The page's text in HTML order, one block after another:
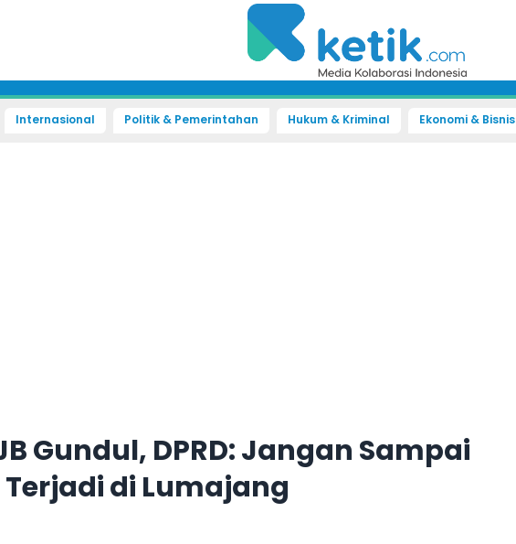
Internasional Politik & Pemerintahan Hukum & Kriminal Ekonomi & Bisnis
Gundul, DPRD: Jangan Sampai
di Lumajang